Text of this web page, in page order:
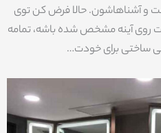
و آشناهاشون. حالا فرض کن توی
روی آینه مشخص شده باشه، تمامه
ساختی برای خودت…